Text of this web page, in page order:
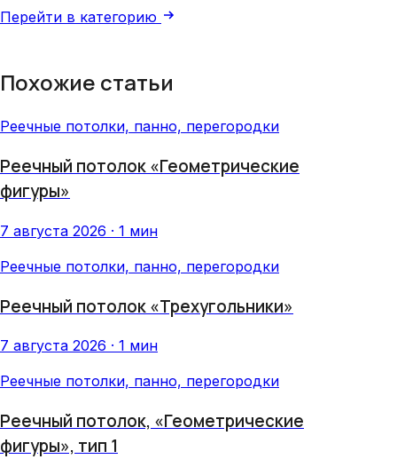
Перейти в категорию
Похожие статьи
Реечные потолки, панно, перегородки
Реечный потолок «Геометрические
фигуры»
7 августа 2026 · 1 мин
Реечные потолки, панно, перегородки
Реечный потолок «Трехугольники»
7 августа 2026 · 1 мин
Реечные потолки, панно, перегородки
Реечный потолок, «Геометрические
фигуры», тип 1